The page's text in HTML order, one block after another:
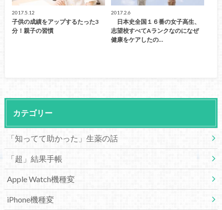
2017.5.12
子供の成績をアップするたった3
分！親子の習慣
2017.2.6
日本史全国１６番の女子高生、
志望校すべてAランクなのになぜ
健康をケアしたの…
カテゴリー
「知ってて助かった」生薬の話
「超」結果手帳
Apple Watch機種変
iPhone機種変